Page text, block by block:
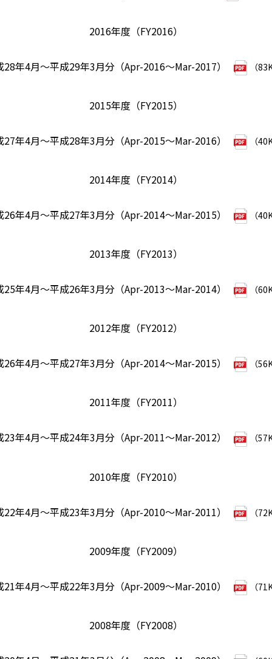
2016年度（FY2016）
28年4月～平成29年3月分（Apr-2016～Mar-2017） （
2015年度（FY2015）
27年4月～平成28年3月分（Apr-2015～Mar-2016） （
2014年度（FY2014）
26年4月～平成27年3月分（Apr-2014～Mar-2015） （
2013年度（FY2013）
25年4月～平成26年3月分（Apr-2013～Mar-2014） （
2012年度（FY2012）
26年4月～平成27年3月分（Apr-2014～Mar-2015） （
2011年度（FY2011）
23年4月～平成24年3月分（Apr-2011～Mar-2012） （
2010年度（FY2010）
22年4月～平成23年3月分（Apr-2010～Mar-2011） （
2009年度（FY2009）
21年4月～平成22年3月分（Apr-2009～Mar-2010） （
2008年度（FY2008）